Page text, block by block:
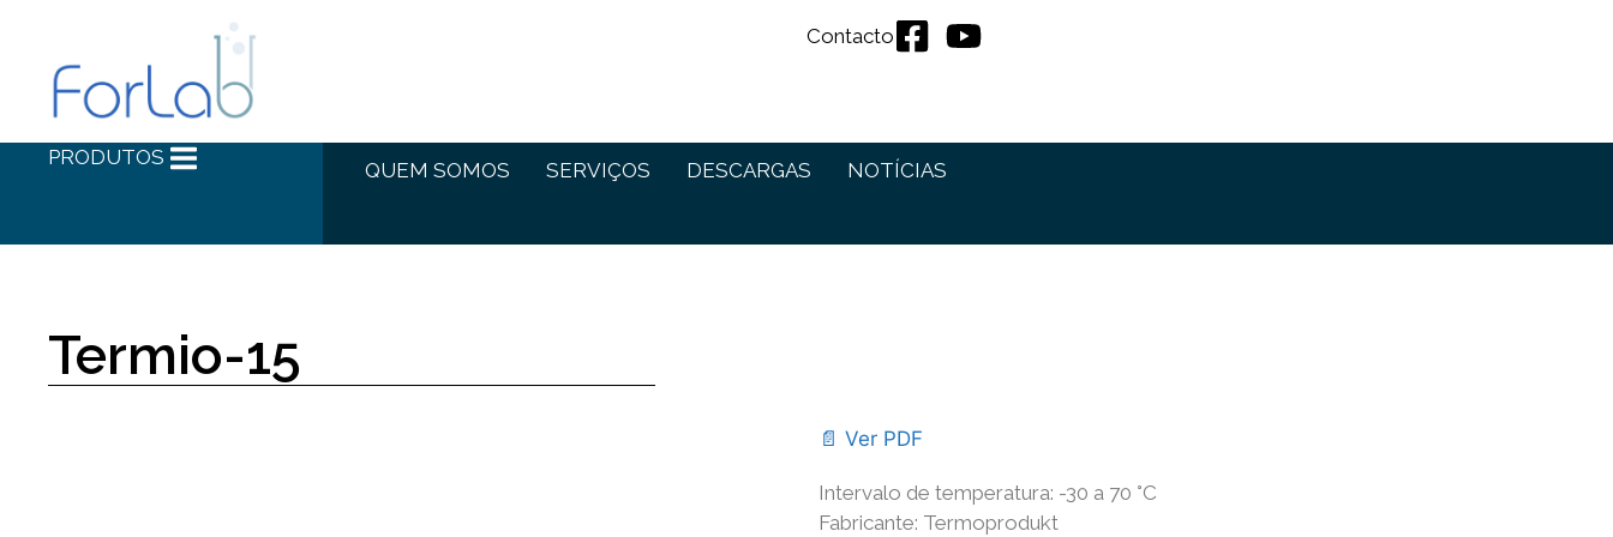
Contacto
PRODUTOS
QUEM SOMOS SERVIÇOS DESCARGAS NOTÍCIAS
Termio-15
📄 Ver PDF
Intervalo de temperatura: -30 a 70 °C
Fabricante: Termoprodukt